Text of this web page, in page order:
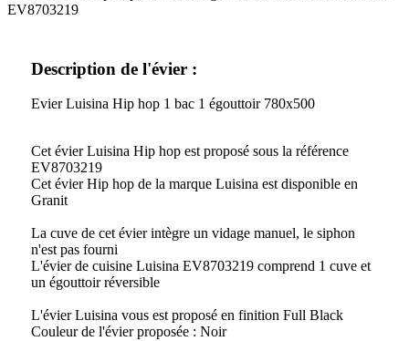
EV8703219
Description de l'évier :
Evier Luisina Hip hop 1 bac 1 égouttoir 780x500
Cet évier Luisina Hip hop est proposé sous la référence
EV8703219
Cet évier Hip hop de la marque Luisina est disponible en
Granit
La cuve de cet évier intègre un vidage manuel, le siphon
n'est pas fourni
L'évier de cuisine Luisina EV8703219 comprend 1 cuve et
un égouttoir réversible
L'évier Luisina vous est proposé en finition Full Black
Couleur de l'évier proposée : Noir